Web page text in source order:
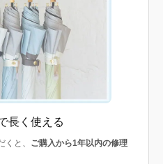
長く使える
と、 ご購入から1年以内の修理